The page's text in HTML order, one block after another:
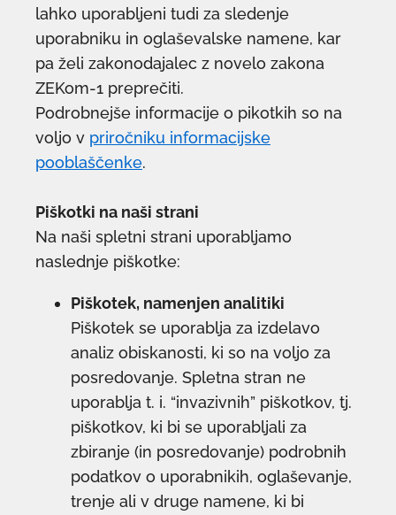
lahko uporabljeni tudi za sledenje
uporabniku in oglaševalske namene, kar
pa želi zakonodajalec z novelo zakona
ZEKom-1 preprečiti.
Podrobnejše informacije o pikotkih so na
voljo v priročniku informacijske
pooblaščenke.
Piškotki na naši strani
Na naši spletni strani uporabljamo
naslednje piškotke:
Piškotek, namenjen analitiki
Piškotek se uporablja za izdelavo
analiz obiskanosti, ki so na voljo za
posredovanje. Spletna stran ne
uporablja t. i. “invazivnih” piškotkov, tj.
piškotkov, ki bi se uporabljali za
zbiranje (in posredovanje) podrobnih
podatkov o uporabnikih, oglaševanje,
trenje ali v druge namene, ki bi